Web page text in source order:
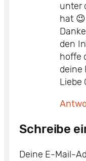
unter
hat 😉
den
hoffe
deine
Liebe
Schreibe
Deine E-Mail-